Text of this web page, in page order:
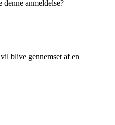
anmeldelse?
blive gennemset af en